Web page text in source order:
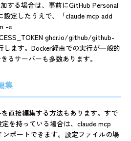
する場合は、事前にGitHub Personal
設定したうえで、「claude mcp add
-e
ghcr.io/github/github-
ます。Docker経由での実行が一般的
るサーバーも多数あります。
集
直接編集する方法もあります。すで
を持っている場合は、claude mcp
ポートできます。設定ファイルの場